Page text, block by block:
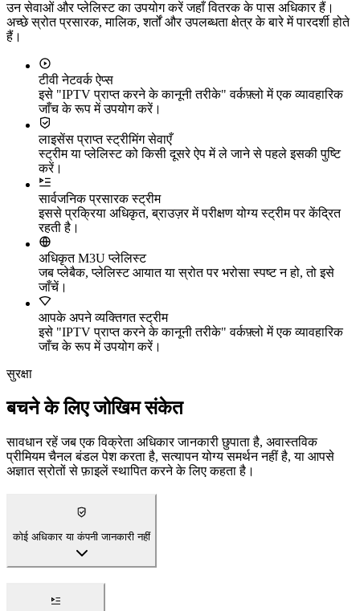
उन सेवाओं और प्लेलिस्ट का उपयोग करें जहाँ वितरक के पास अधिकार हैं।
अच्छे स्रोत प्रसारक, मालिक, शर्तों और उपलब्धता क्षेत्र के बारे में पारदर्शी होते
हैं।
टीवी नेटवर्क ऐप्स
इसे "IPTV प्राप्त करने के कानूनी तरीके" वर्कफ़्लो में एक व्यावहारिक
जाँच के रूप में उपयोग करें।
लाइसेंस प्राप्त स्ट्रीमिंग सेवाएँ
स्ट्रीम या प्लेलिस्ट को किसी दूसरे ऐप में ले जाने से पहले इसकी पुष्टि
करें।
सार्वजनिक प्रसारक स्ट्रीम
इससे प्रक्रिया अधिकृत, ब्राउज़र में परीक्षण योग्य स्ट्रीम पर केंद्रित
रहती है।
अधिकृत M3U प्लेलिस्ट
जब प्लेबैक, प्लेलिस्ट आयात या स्रोत पर भरोसा स्पष्ट न हो, तो इसे
जाँचें।
आपके अपने व्यक्तिगत स्ट्रीम
इसे "IPTV प्राप्त करने के कानूनी तरीके" वर्कफ़्लो में एक व्यावहारिक
जाँच के रूप में उपयोग करें।
सुरक्षा
बचने के लिए जोखिम संकेत
सावधान रहें जब एक विक्रेता अधिकार जानकारी छुपाता है, अवास्तविक
प्रीमियम चैनल बंडल पेश करता है, सत्यापन योग्य समर्थन नहीं है, या आपसे
अज्ञात स्रोतों से फ़ाइलें स्थापित करने के लिए कहता है।
कोई अधिकार या कंपनी जानकारी नहीं